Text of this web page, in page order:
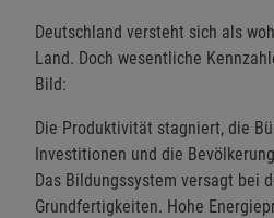
Deutschland versteht sich als
Land. Doch wesentliche
Bild:
Die Produktivität stagniert, die
Investitionen und die
Das Bildungssystem versagt bei
Grundfertigkeiten. Hohe